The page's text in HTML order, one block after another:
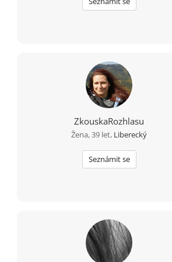
ZkouskaRozhlasu
Žena, 39 let, Liberecký
Seznámit se